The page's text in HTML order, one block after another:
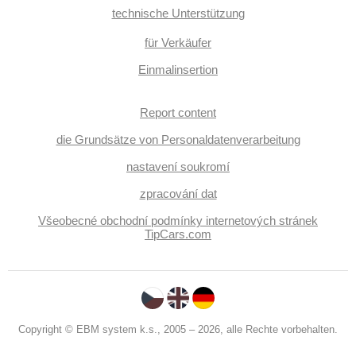
technische Unterstützung
für Verkäufer
Einmalinsertion
Report content
die Grundsätze von Personaldatenverarbeitung
nastavení soukromí
zpracování dat
Všeobecné obchodní podmínky internetových stránek
TipCars.com
Copyright © EBM system k.s., 2005 – 2026, alle Rechte vorbehalten.